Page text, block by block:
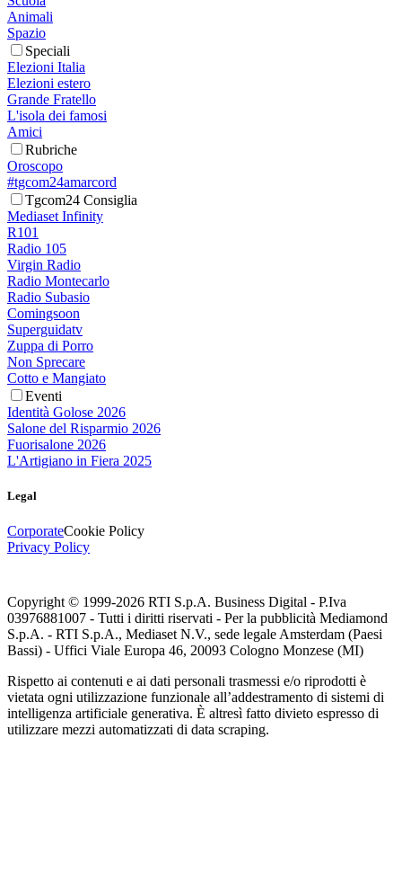
Animali
Spazio
Speciali
Elezioni Italia
Elezioni estero
Grande Fratello
L'isola dei famosi
Amici
Rubriche
Oroscopo
#tgcom24amarcord
Tgcom24 Consiglia
Mediaset Infinity
R101
Radio 105
Virgin Radio
Radio Montecarlo
Radio Subasio
Comingsoon
Superguidatv
Zuppa di Porro
Non Sprecare
Cotto e Mangiato
Eventi
Identità Golose 2026
Salone del Risparmio 2026
Fuorisalone 2026
L'Artigiano in Fiera 2025
Legal
CorporateCookie Policy
Privacy Policy
Copyright © 1999-2026 RTI S.p.A. Business Digital - P.Iva
03976881007 - Tutti i diritti riservati - Per la pubblicità Mediamond
S.p.A. - RTI S.p.A., Mediaset N.V., sede legale Amsterdam (Paesi
Bassi) - Uffici Viale Europa 46, 20093 Cologno Monzese (MI)
Rispetto ai contenuti e ai dati personali trasmessi e/o riprodotti è
vietata ogni utilizzazione funzionale all’addestramento di sistemi di
intelligenza artificiale generativa. È altresì fatto divieto espresso di
utilizzare mezzi automatizzati di data scraping.